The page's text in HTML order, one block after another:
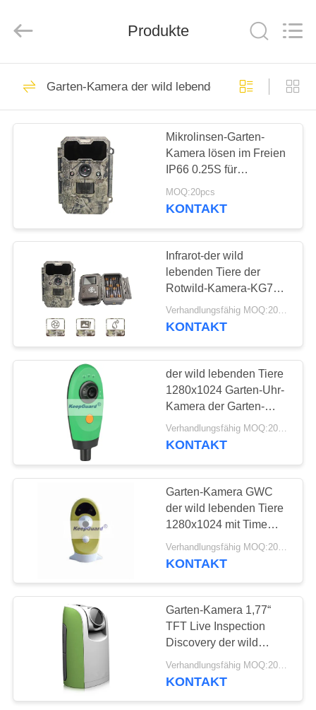
HAUSE
PRODUKTE
VIDEOS
ÜBER
WERKSBESICHTIGUNG
QUALITÄTSKONTROLLE
KONTAKT
NEUIGKEITEN
ANGEBOT
SITEMAP
DATENSCHUTZRICHTLINIE
CO.,LTD.
Reserved.
HD-Jagd-Kameras
199
Infrarotjagdkamera
77
Kamera Digital-wild
lebender Tiere
37
Kamera des
Hinter4g
67
Produkte
Garten-Kamera der wild lebenden Tiere
Mikrolinsen-Garten-
Kamera lösen im Freien
IP66 0.25S für
genaueres Schießen
aus
MOQ:20pcs
KONTAKT
Infrarot-der wild
lebenden Tiere der
Rotwild-Kamera-KG790
Kamera im Freien 20MP
IP67
Verhandlungsfähig MOQ:20pcs
KONTAKT
der wild lebenden Tiere
1280x1024 Garten-Uhr-
Kamera der Garten-
Kamera-IPx4 der
Entschließungs-HD
Verhandlungsfähig MOQ:20pcs
KONTAKT
Garten-Kamera GWC
der wild lebenden Tiere
1280x1024 mit Time
Lapse imprägniern
KONTAKT
Garten-Kamera 1,77“
TFT Live Inspection
Discovery der wild
lebenden Tiere der
Batterie-4AA
Verhandlungsfähig MOQ:20pcs
KONTAKT